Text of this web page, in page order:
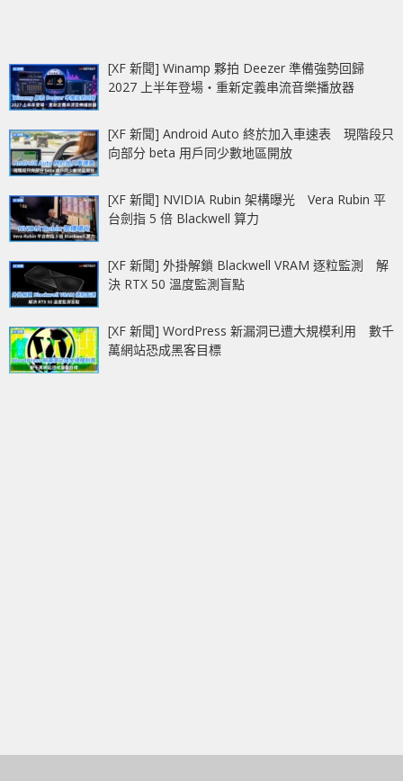
[XF 新聞] Winamp 夥拍 Deezer 準備強勢回歸
2027 上半年登場‧重新定義串流音樂播放器
[XF 新聞] Android Auto 終於加入車速表 現階段只
向部分 beta 用戶同少數地區開放
[XF 新聞] NVIDIA Rubin 架構曝光 Vera Rubin 平
台劍指 5 倍 Blackwell 算力
[XF 新聞] 外掛解鎖 Blackwell VRAM 逐粒監測 解
決 RTX 50 溫度監測盲點
[XF 新聞] WordPress 新漏洞已遭大規模利用 數千
萬網站恐成黑客目標